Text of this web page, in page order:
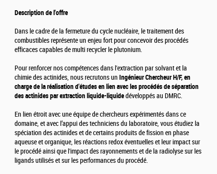
Description de l'offre
Dans le cadre de la fermeture du cycle nucléaire, le traitement des
combustibles représente un enjeu fort pour concevoir des procédés
efficaces capables de multi recycler le plutonium.
Pour renforcer nos compétences dans l'extraction par solvant et la
chimie des actinides, nous recrutons un Ingénieur Chercheur H/F, en
charge de la réalisation d'études en lien avec les procédés de séparation
des actinides par extraction liquide-liquidedéveloppés au DMRC.
En lien étroit avec une équipe de chercheurs expérimentés dans ce
domaine, et avec l’appui des techniciens du laboratoire, vous étudiez la
spéciation des actinides et de certains produits de fission en phase
aqueuse et organique, les réactions redox éventuelles et leur impact sur
le procédé ainsi que l'impact des rayonnements et de la radiolyse sur les
ligands utilisés et sur les performances du procédé.